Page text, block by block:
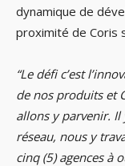
dynamique de
proximité de Coris
“Le défi c’est
de nos produits et
allons y parvenir. Il
réseau, nous y
cinq (5) agences à